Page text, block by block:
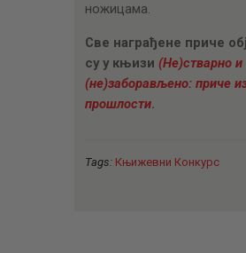
ножицама.
Све награђене приче
су у књизи (Не)стварно и
(не)заборављено: приче
прошлости.
Tags: Књижевни Конкурс